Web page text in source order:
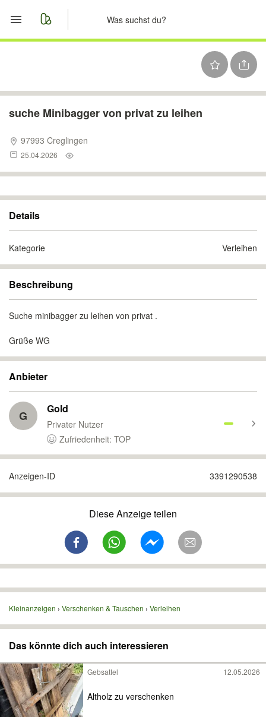
Nachrichten
Anzeige aufgeben
suche Minibagger von privat zu leihen
97993 Creglingen
25.04.2026
Details
Kategorie Verleihen
Beschreibung
Suche minibagger zu leihen von privat .
Grüße WG
Anbieter
G Gold
Privater Nutzer
Zufriedenheit: TOP
Anzeigen-ID 3391290538
Diese Anzeige teilen
Kleinanzeigen Verschenken & Tauschen Verleihen
Das könnte dich auch interessieren
Gebsattel 12.05.2026
Altholz zu verschenken